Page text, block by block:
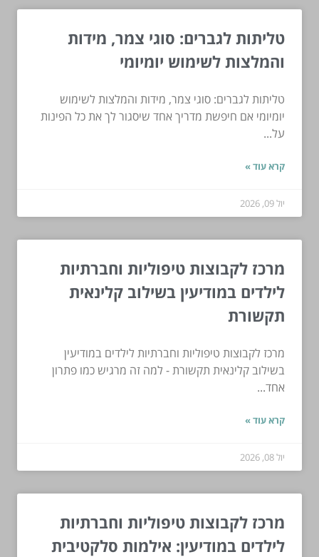
טליתות לגברים: סוגי צמר, מידות
והמלצות לשימוש יומיומי
טליתות לגברים: סוגי צמר, מידות והמלצות לשימוש
יומיומי אם חיפשת מדריך אחד שיסגור לך את כל הפינות
על...
קרא עוד »
יול 09, 2026
מרכז לקבוצות טיפוליות וחברתיות
לילדים במודיעין בשילוב קלינאית
תקשורת
מרכז לקבוצות טיפוליות וחברתיות לילדים במודיעין
בשילוב קלינאית תקשורת - למה זה מרגיש כמו פתרון
אחד...
קרא עוד »
יול 08, 2026
מרכז לקבוצות טיפוליות וחברתיות
לילדים במודיעין: אילמות סלקטיבית